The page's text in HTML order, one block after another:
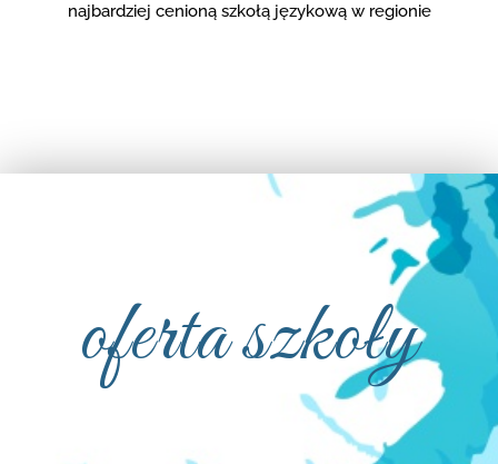
najbardziej cenioną szkołą językową w regionie
oferta szkoły